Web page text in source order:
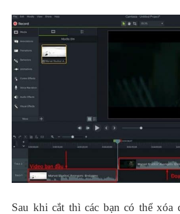
Sau khi cắt thì các bạn có thể xóa